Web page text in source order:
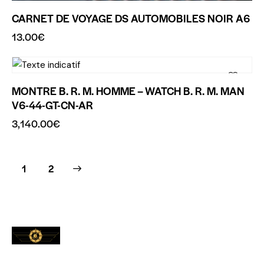
CARNET DE VOYAGE DS AUTOMOBILES NOIR A6
13.00€
MONTRE B. R. M. HOMME – WATCH B. R. M. MAN
V6-44-GT-CN-AR
3,140.00€
1 2
→